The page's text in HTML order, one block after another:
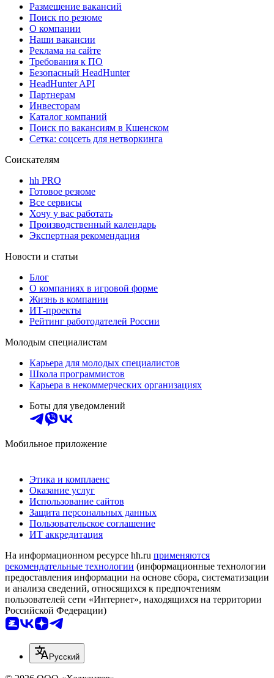
Размещение вакансий
Поиск по резюме
О компании
Наши вакансии
Реклама на сайте
Требования к ПО
Безопасный HeadHunter
HeadHunter API
Партнерам
Инвесторам
Каталог компаний
Поиск по вакансиям в Кшенском
Сетка: соцсеть для нетворкинга
Соискателям
hh PRO
Готовое резюме
Все сервисы
Хочу у вас работать
Производственный календарь
Экспертная рекомендация
Новости и статьи
Блог
О компаниях в игровой форме
Жизнь в компании
ИТ-проекты
Рейтинг работодателей России
Молодым специалистам
Карьера для молодых специалистов
Школа программистов
Карьера в некоммерческих организациях
Боты для уведомлений
Мобильное приложение
Этика и комплаенс
Оказание услуг
Использование сайтов
Защита персональных данных
Пользовательское соглашение
ИТ аккредитация
На информационном ресурсе hh.ru применяются
рекомендательные технологии (информационные технологии
предоставления информации на основе сбора, систематизации
и анализа сведений, относящихся к предпочтениям
пользователей сети «Интернет», находящихся на территории
Российской Федерации)
Русский